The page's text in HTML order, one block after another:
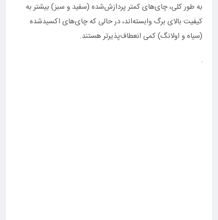
به طور کلی، چای‌های کمتر پردازش‌شده (سفید و سبز) بیشتر به
کیفیت بالای برگ وابسته‌اند، در حالی که چای‌های اکسیدشده
(سیاه و اولانگ) کمی انعطاف‌پذیرتر هستند.